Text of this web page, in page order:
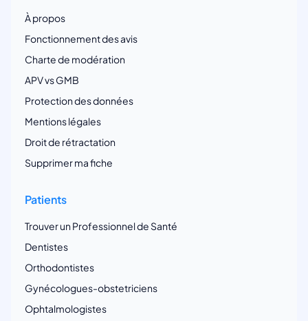
À propos
Fonctionnement des avis
Charte de modération
APV vs GMB
Protection des données
Mentions légales
Droit de rétractation
Supprimer ma fiche
Patients
Trouver un Professionnel de Santé
Dentistes
Orthodontistes
Gynécologues-obstetriciens
Ophtalmologistes